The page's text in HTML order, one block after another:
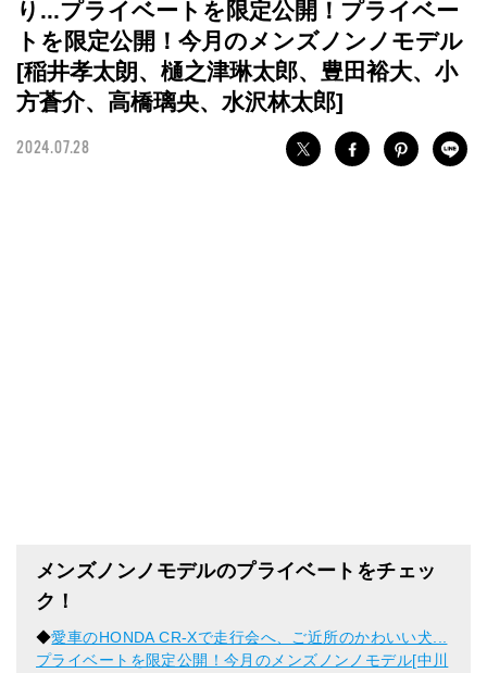
り...プライベートを限定公開！プライベー
トを限定公開！今月のメンズノンノモデル
[稲井孝太朗、樋之津琳太郎、豊田裕大、小
方蒼介、高橋璃央、水沢林太郎]
2024.07.28
メンズノンノモデルのプライベートをチェッ
ク！
◆愛車のHONDA CR-Xで走行会へ、ご近所のかわいい犬...
プライベートを限定公開！今月のメンズノンノモデル[中川